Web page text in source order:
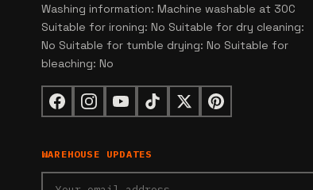
Washing information: Machine washable at 30C
Suitable for ironing: No Suitable for dry cleaning:
No Suitable for tumble drying: No Suitable for
bleaching: No
WAREHOUSE UPDATES